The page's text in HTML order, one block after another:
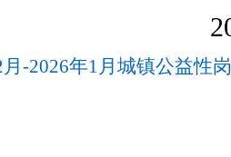
-2026年1月城镇公益性